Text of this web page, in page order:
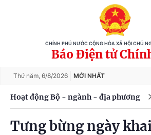
CHÍNH PHỦ NƯỚC CỘNG HÒA XÃ HỘI CHỦ
Báo Điện tử
Thứ năm, 6/8/2026 MỚI NHẤT
Hoạt động Bộ - ngành - địa phương
Tưng bừng ngày